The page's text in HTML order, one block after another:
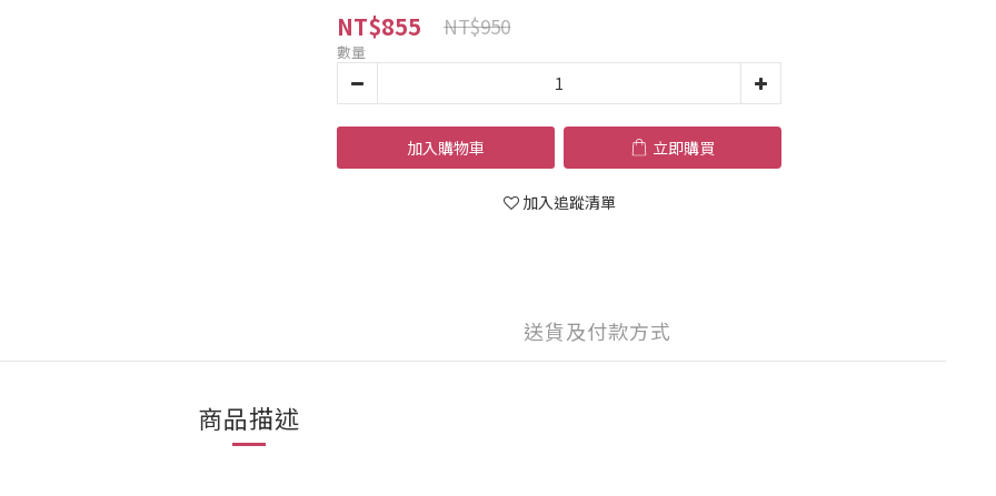
NT$855 NT$950
數量
加入購物車 立即購買
加入追蹤清單
送貨及付款方式
商品描述